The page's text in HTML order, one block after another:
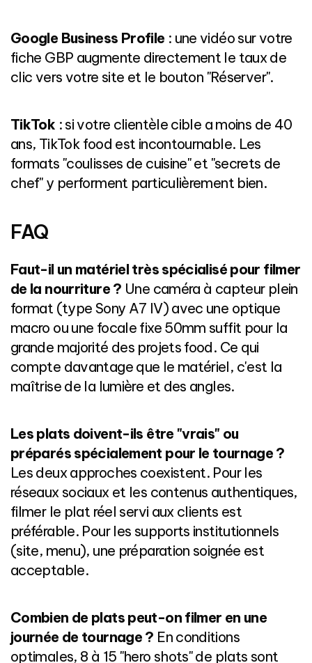
Google Business Profile : une vidéo sur votre
fiche GBP augmente directement le taux de
clic vers votre site et le bouton "Réserver".
TikTok : si votre clientèle cible a moins de 40
ans, TikTok food est incontournable. Les
formats "coulisses de cuisine" et "secrets de
chef" y performent particulièrement bien.
FAQ
Faut-il un matériel très spécialisé pour filmer
de la nourriture ? Une caméra à capteur plein
format (type Sony A7 IV) avec une optique
macro ou une focale fixe 50mm suffit pour la
grande majorité des projets food. Ce qui
compte davantage que le matériel, c'est la
maîtrise de la lumière et des angles.
Les plats doivent-ils être "vrais" ou
préparés spécialement pour le tournage ?
Les deux approches coexistent. Pour les
réseaux sociaux et les contenus authentiques,
filmer le plat réel servi aux clients est
préférable. Pour les supports institutionnels
(site, menu), une préparation soignée est
acceptable.
Combien de plats peut-on filmer en une
journée de tournage ? En conditions
optimales, 8 à 15 "hero shots" de plats sont